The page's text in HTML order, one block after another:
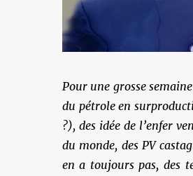
Pour une grosse
du pétrole en
?), des idée de l’enfer
du monde, des PV
en a toujours pas, des